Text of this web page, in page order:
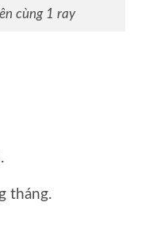
cùng 1 ray
tháng.